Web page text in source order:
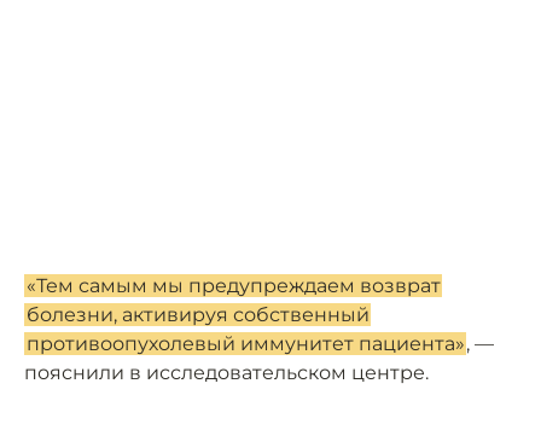
«Тем самым мы предупреждаем возврат
болезни, активируя собственный
противоопухолевый иммунитет пациента», —
пояснили в исследовательском центре.